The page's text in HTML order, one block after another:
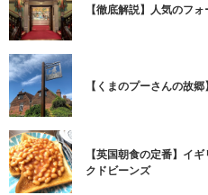
【徹底解説】人気のフ
【くまのプーさんの故
【英国朝食の定番】イ
クドビーンズ